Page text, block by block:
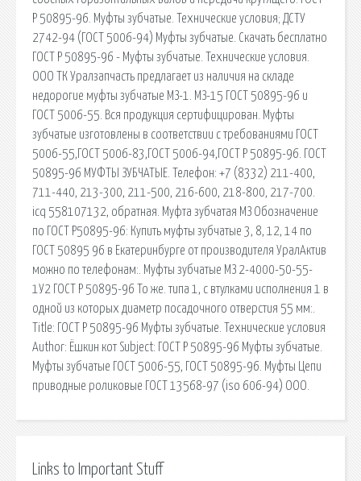
Р 50895-96. Муфты зубчатые. Технические условия; ДСТУ
2742-94 (ГОСТ 5006-94) Муфты зубчатые. Скачать бесплатно
ГОСТ Р 50895-96 - Муфты зубчатые. Технические условия.
ООО ТК Уралзапчасть предлагает из наличия на складе
недорогие муфты зубчатые МЗ-1. МЗ-15 ГОСТ 50895-96 и
ГОСТ 5006-55. Вся продукция сертифицирован. Муфты
зубчатые изготовлены в соответствии с требованиями ГОСТ
5006-55,ГОСТ 5006-83,ГОСТ 5006-94,ГОСТ Р 50895-96. ГОСТ
50895-96 МУФТЫ ЗУБЧАТЫЕ. Телефон: +7 (8332) 211-400,
711-440, 213-300, 211-500, 216-600, 218-800, 217-700.
icq 558107132, обратная. Муфта зубчатая МЗ Обозначение
по ГОСТ Р50895-96: Купить муфты зубчатые 3, 8, 12, 14 по
ГОСТ 50895 96 в Екатеринбурге от производителя УралАктив
можно по телефонам:. Муфты зубчатые МЗ 2-4000-50-55-
1У2 ГОСТ Р 50895-96 То же. типа 1, с втулками исполнения 1 в
одной из которых диаметр посадочного отверстия 55 мм:.
Title: ГОСТ Р 50895-96 Муфты зубчатые. Технические условия
Author: Ёшкин кот Subject: ГОСТ Р 50895-96 Муфты зубчатые.
Муфты зубчатые ГОСТ 5006-55, ГОСТ 50895-96. Муфты Цепи
приводные роликовые ГОСТ 13568-97 (iso 606-94) ООО.
Links to Important Stuff